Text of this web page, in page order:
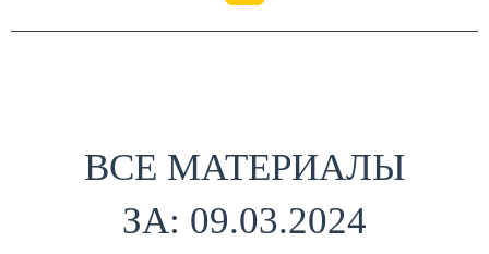
ВСЕ МАТЕРИАЛЫ
ЗА: 09.03.2024